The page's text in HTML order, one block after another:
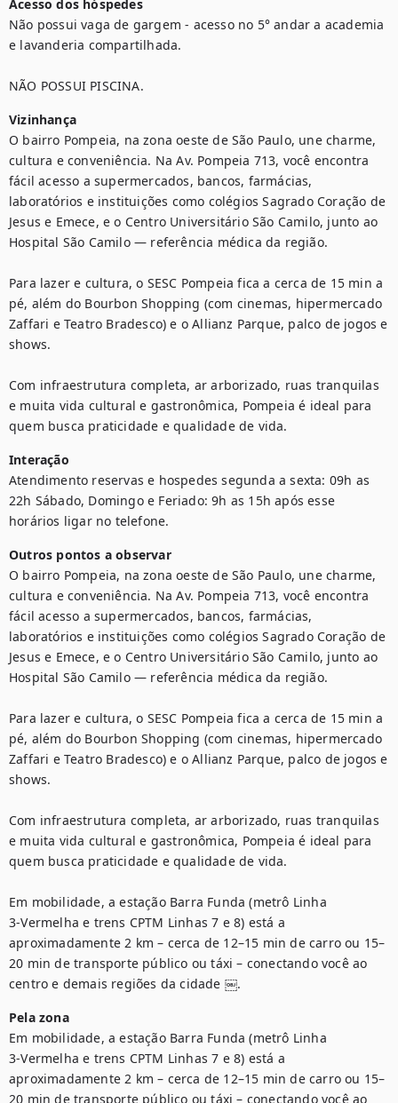
Acesso dos hóspedes
Não possui vaga de gargem - acesso no 5° andar a academia
e lavanderia compartilhada.
NÃO POSSUI PISCINA.
Vizinhança
O bairro Pompeia, na zona oeste de São Paulo, une charme,
cultura e conveniência. Na Av. Pompeia 713, você encontra
fácil acesso a supermercados, bancos, farmácias,
laboratórios e instituições como colégios Sagrado Coração de
Jesus e Emece, e o Centro Universitário São Camilo, junto ao
Hospital São Camilo — referência médica da região.
Para lazer e cultura, o SESC Pompeia fica a cerca de 15 min a
pé, além do Bourbon Shopping (com cinemas, hipermercado
Zaffari e Teatro Bradesco) e o Allianz Parque, palco de jogos e
shows.
Com infraestrutura completa, ar arborizado, ruas tranquilas
e muita vida cultural e gastronômica, Pompeia é ideal para
quem busca praticidade e qualidade de vida.
Interação
Atendimento reservas e hospedes segunda a sexta: 09h as
22h Sábado, Domingo e Feriado: 9h as 15h após esse
horários ligar no telefone.
Outros pontos a observar
O bairro Pompeia, na zona oeste de São Paulo, une charme,
cultura e conveniência. Na Av. Pompeia 713, você encontra
fácil acesso a supermercados, bancos, farmácias,
laboratórios e instituições como colégios Sagrado Coração de
Jesus e Emece, e o Centro Universitário São Camilo, junto ao
Hospital São Camilo — referência médica da região.
Para lazer e cultura, o SESC Pompeia fica a cerca de 15 min a
pé, além do Bourbon Shopping (com cinemas, hipermercado
Zaffari e Teatro Bradesco) e o Allianz Parque, palco de jogos e
shows.
Com infraestrutura completa, ar arborizado, ruas tranquilas
e muita vida cultural e gastronômica, Pompeia é ideal para
quem busca praticidade e qualidade de vida.
Em mobilidade, a estação Barra Funda (metrô Linha
3‑Vermelha e trens CPTM Linhas 7 e 8) está a
aproximadamente 2 km – cerca de 12–15 min de carro ou 15–
20 min de transporte público ou táxi – conectando você ao
centro e demais regiões da cidade ￼.
Pela zona
Em mobilidade, a estação Barra Funda (metrô Linha
3‑Vermelha e trens CPTM Linhas 7 e 8) está a
aproximadamente 2 km – cerca de 12–15 min de carro ou 15–
20 min de transporte público ou táxi – conectando você ao